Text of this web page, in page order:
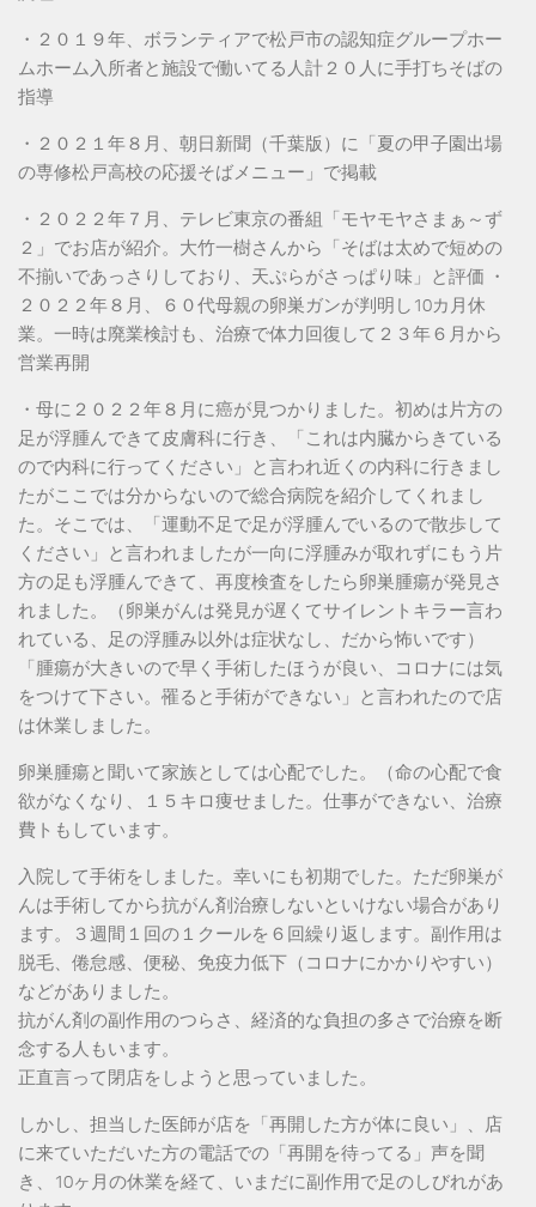
・２０１９年、ボランティアで松戸市の認知症グループホー
ムホーム入所者と施設で働いてる人計２０人に手打ちそばの
指導
・２０２１年８月、朝日新聞（千葉版）に「夏の甲子園出場
の専修松戸高校の応援そばメニュー」で掲載
・２０２２年７月、テレビ東京の番組「モヤモヤさまぁ～ず
２」でお店が紹介。大竹一樹さんから「そばは太めで短めの
不揃いであっさりしており、天ぷらがさっぱり味」と評価 ・
２０２２年８月、６０代母親の卵巣ガンが判明し10カ月休
業。一時は廃業検討も、治療で体力回復して２３年６月から
営業再開
・母に２０２２年８月に癌が見つかりました。初めは片方の
足が浮腫んできて皮膚科に行き、「これは内臓からきている
ので内科に行ってください」と言われ近くの内科に行きまし
たがここでは分からないので総合病院を紹介してくれまし
た。そこでは、「運動不足で足が浮腫んでいるので散歩して
ください」と言われましたが一向に浮腫みが取れずにもう片
方の足も浮腫んできて、再度検査をしたら卵巣腫瘍が発見さ
れました。（卵巣がんは発見が遅くてサイレントキラー言わ
れている、足の浮腫み以外は症状なし、だから怖いです）
「腫瘍が大きいので早く手術したほうが良い、コロナには気
をつけて下さい。罹ると手術ができない」と言われたので店
は休業しました。
卵巣腫瘍と聞いて家族としては心配でした。（命の心配で食
欲がなくなり、１５キロ痩せました。仕事ができない、治療
費トもしています。
入院して手術をしました。幸いにも初期でした。ただ卵巣が
んは手術してから抗がん剤治療しないといけない場合があり
ます。３週間１回の１クールを６回繰り返します。副作用は
脱毛、倦怠感、便秘、免疫力低下（コロナにかかりやすい）
などがありました。
抗がん剤の副作用のつらさ、経済的な負担の多さで治療を断
念する人もいます。
正直言って閉店をしようと思っていました。
しかし、担当した医師が店を「再開した方が体に良い」、店
に来ていただいた方の電話での「再開を待ってる」声を聞
き、10ヶ月の休業を経て、いまだに副作用で足のしびれがあ